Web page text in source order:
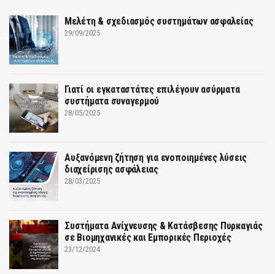
Μελέτη & σχεδιασμός συστημάτων ασφαλείας
29/09/2025
Γιατί οι εγκαταστάτες επιλέγουν ασύρματα
συστήματα συναγερμού
28/05/2025
Αυξανόμενη ζήτηση για ενοποιημένες λύσεις
διαχείρισης ασφάλειας
28/03/2025
Συστήματα Ανίχνευσης & Κατάσβεσης Πυρκαγιάς
σε Βιομηχανικές και Εμπορικές Περιοχές
23/12/2024